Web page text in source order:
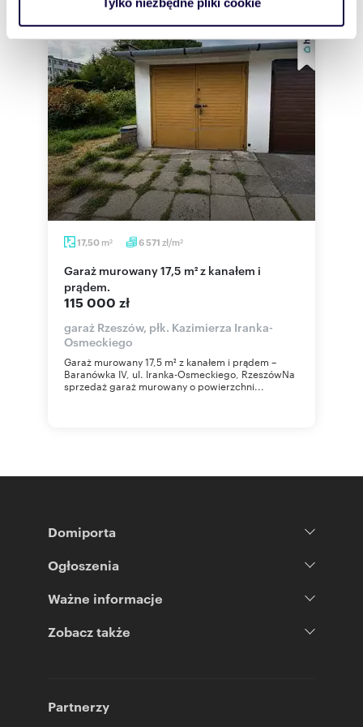
korzystasz z naszej witryny, udostępniamy partnerom
Partnerzy mogą połączyć te informacje z innymi danymi
otrzymanymi od Ciebie lub uzyskanymi podczas
korzystania z ich usług.
17,50 m2 6 571 zł/m2
Garaż murowany 17,5 m² z kanałem i
prądem.
115 000 zł
garaż Rzeszów, płk. Kazimierza Iranka-
Osmeckiego
Garaż murowany 17,5 m² z kanałem i prądem –
Baranówka IV, ul. Iranka-Osmeckiego, RzeszówNa
sprzedaż garaż murowany o powierzchni...
Domiporta
Ogłoszenia
Ważne informacje
Zobacz także
Partnerzy